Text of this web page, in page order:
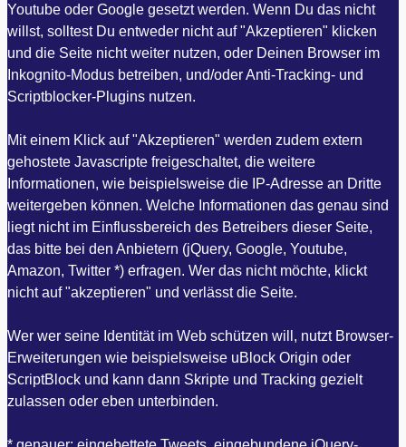
Youtube oder Google gesetzt werden. Wenn Du das nicht
willst, solltest Du entweder nicht auf "Akzeptieren" klicken
und die Seite nicht weiter nutzen, oder Deinen Browser im
Inkognito-Modus betreiben, und/oder Anti-Tracking- und
Scriptblocker-Plugins nutzen.
Mit einem Klick auf "Akzeptieren" werden zudem extern
gehostete Javascripte freigeschaltet, die weitere
Informationen, wie beispielsweise die IP-Adresse an Dritte
weitergeben können. Welche Informationen das genau sind
liegt nicht im Einflussbereich des Betreibers dieser Seite,
das bitte bei den Anbietern (jQuery, Google, Youtube,
Amazon, Twitter *) erfragen. Wer das nicht möchte, klickt
nicht auf "akzeptieren" und verlässt die Seite.
Wer wer seine Identität im Web schützen will, nutzt Browser-
Erweiterungen wie beispielsweise uBlock Origin oder
ScriptBlock und kann dann Skripte und Tracking gezielt
zulassen oder eben unterbinden.